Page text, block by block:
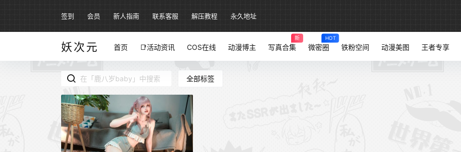
签到 会员 新人指南 联系客服 解压教程 永久地址
妖次元 首页 📑活动资讯 COS在线 动漫博主 写真合集
新
微密圈
HOT
铁粉空间 动漫美图 王者专享
全部标签